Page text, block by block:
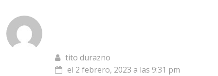
tito durazno
el 2 febrero, 2023 a las 9:31 pm